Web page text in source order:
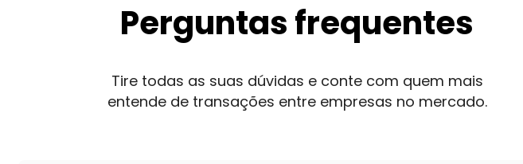
Perguntas frequentes
Tire todas as suas dúvidas e conte com quem mais
entende de transações entre empresas no mercado.